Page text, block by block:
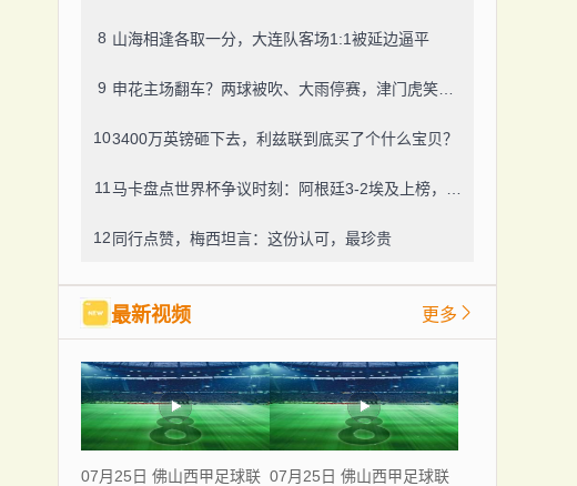
8 山海相逢各取一分，大连队客场1:1被延边逼平
9
103400万英镑砸下去，利兹联到底买了个什么宝贝？
11
12同行点赞，梅西坦言：这份认可，最珍贵
最新视频 更多
07月25日 佛山西甲足球联 07月25日 佛山西甲足球联